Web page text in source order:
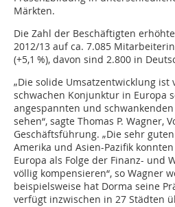
Märkten.
Die Zahl der Beschäftigten
2012/13 auf ca. 7.085
(+5,1 %), davon sind 2.800 in
„Die solide Umsatzentwicklung
schwachen Konjunktur in Europa
angespannten und
sehen“, sagte Thomas P. Wagner,
Geschäftsführung. „Die sehr
Amerika und Asien-Pazifik
Europa als Folge der Finanz- und
völlig kompensieren“, so Wagner
beispielsweise hat Dorma seine
verfügt inzwischen in 27 Städten